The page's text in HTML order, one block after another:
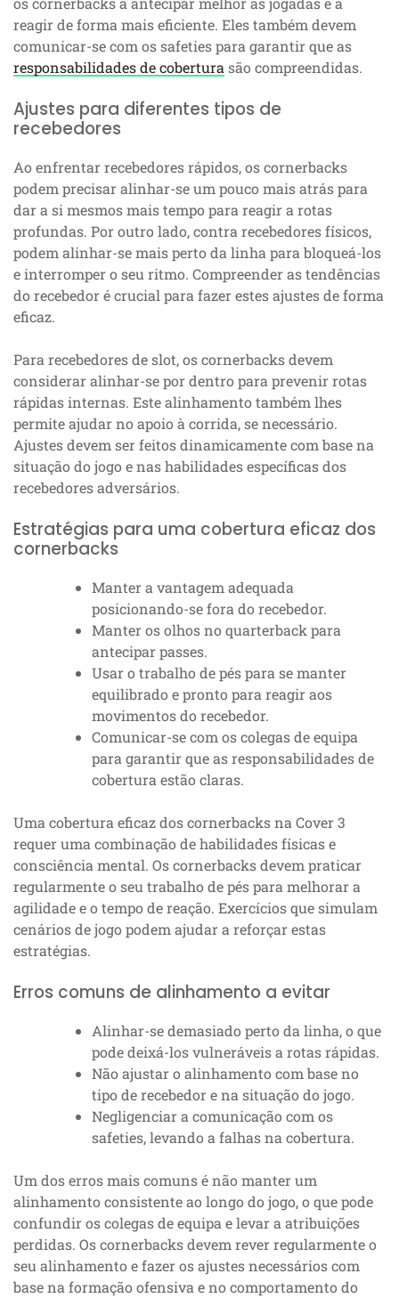
reagir de forma mais eficiente. Eles também devem
comunicar-se com os safeties para garantir que as
responsabilidades de coberturasão compreendidas.
Ajustes para diferentes tipos de
recebedores
Ao enfrentar recebedores rápidos, os cornerbacks
podem precisar alinhar-se um pouco mais atrás para
dar a si mesmos mais tempo para reagir a rotas
profundas. Por outro lado, contra recebedores físicos,
podem alinhar-se mais perto da linha para bloqueá-los
e interromper o seu ritmo. Compreender as tendências
do recebedor é crucial para fazer estes ajustes de forma
eficaz.
Para recebedores de slot, os cornerbacks devem
considerar alinhar-se por dentro para prevenir rotas
rápidas internas. Este alinhamento também lhes
permite ajudar no apoio à corrida, se necessário.
Ajustes devem ser feitos dinamicamente com base na
situação do jogo e nas habilidades específicas dos
recebedores adversários.
Estratégias para uma cobertura eficaz dos
cornerbacks
Manter a vantagem adequada
posicionando-se fora do recebedor.
Manter os olhos no quarterback para
antecipar passes.
Usar o trabalho de pés para se manter
equilibrado e pronto para reagir aos
movimentos do recebedor.
Comunicar-se com os colegas de equipa
para garantir que as responsabilidades de
cobertura estão claras.
Uma cobertura eficaz dos cornerbacks na Cover 3
requer uma combinação de habilidades físicas e
consciência mental. Os cornerbacks devem praticar
regularmente o seu trabalho de pés para melhorar a
agilidade e o tempo de reação. Exercícios que simulam
cenários de jogo podem ajudar a reforçar estas
estratégias.
Erros comuns de alinhamento a evitar
Alinhar-se demasiado perto da linha, o que
pode deixá-los vulneráveis a rotas rápidas.
Não ajustar o alinhamento com base no
tipo de recebedor e na situação do jogo.
Negligenciar a comunicação com os
safeties, levando a falhas na cobertura.
Um dos erros mais comuns é não manter um
alinhamento consistente ao longo do jogo, o que pode
confundir os colegas de equipa e levar a atribuições
perdidas. Os cornerbacks devem rever regularmente o
seu alinhamento e fazer os ajustes necessários com
base na formação ofensiva e no comportamento do